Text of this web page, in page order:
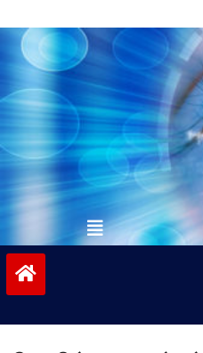
to
contentvinivida.lk